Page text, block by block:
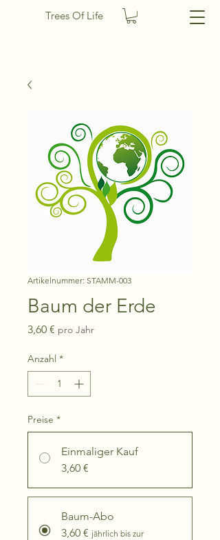
Trees Of Life
Artikelnummer: STAMM-003
Baum der Erde
3,60 € Preis
pro Jahr
Anzahl *
Preise *
Einmaliger Kauf
3,60 €
Baum-Abo
3,60 € jährlich bis zur